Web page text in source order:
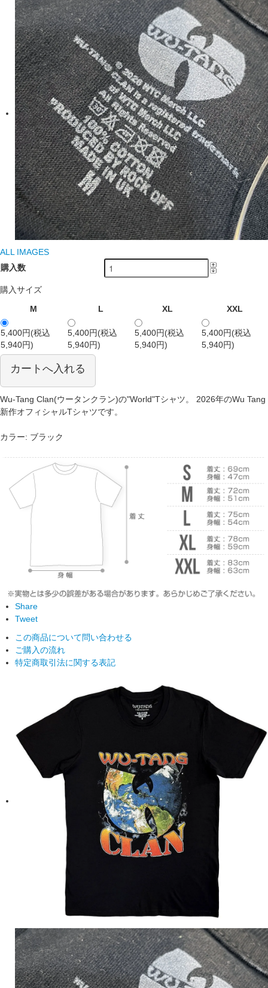
ALL IMAGES
購入数
購入サイズ
M
L XL XXL
5,400円(税込
5,940円)
5,400円(税込
5,940円)
5,400円(税込
5,940円)
5,400円(税込
5,940円)
カートへ入れる
Wu-Tang Clan(ウータンクラン)の"World"Tシャツ。 2026年のWu Tang
新作オフィシャルTシャツです。
カラー: ブラック
Share
Tweet
この商品について問い合わせる
ご購入の流れ
特定商取引法に関する表記